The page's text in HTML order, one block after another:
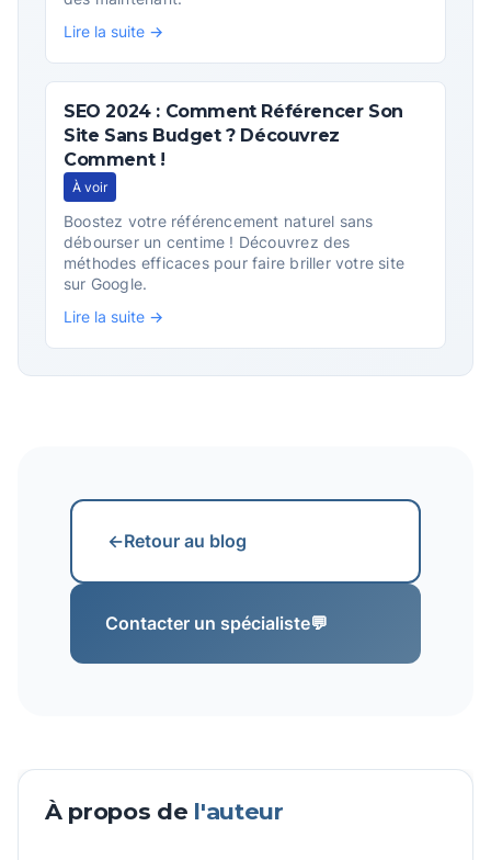
Lire la suite →
SEO 2024 : Comment Référencer Son
Site Sans Budget ? Découvrez
Comment !
À voir
Boostez votre référencement naturel sans
débourser un centime ! Découvrez des
méthodes efficaces pour faire briller votre site
sur Google.
Lire la suite →
←Retour au blog
Contacter un spécialiste💬
À propos de l'auteur